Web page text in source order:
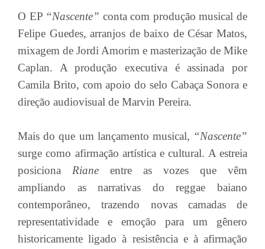
O EP “Nascente” conta com produção musical de
Felipe Guedes, arranjos de baixo de César Matos,
mixagem de Jordi Amorim e masterização de Mike
Caplan. A produção executiva é assinada por
Camila Brito, com apoio do selo Cabaça Sonora e
direção audiovisual de Marvin Pereira.
Mais do que um lançamento musical, “Nascente”
surge como afirmação artística e cultural. A estreia
posiciona Riane entre as vozes que vêm
ampliando as narrativas do reggae baiano
contemporâneo, trazendo novas camadas de
representatividade e emoção para um gênero
historicamente ligado à resistência e à afirmação